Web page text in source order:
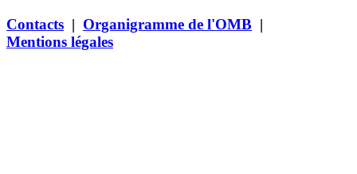
Contacts | Organigramme de l'OMB |
Mentions légales